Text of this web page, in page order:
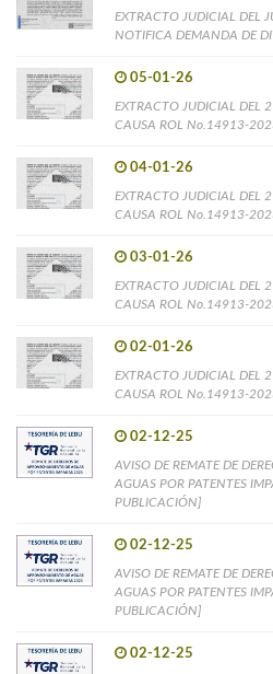
EXTRACTO JUDICIAL DEL
NOTIFICA DEMANDA DE
05-01-26
EXTRACTO JUDICIAL DEL
CAUSA ROL No.14913-
04-01-26
EXTRACTO JUDICIAL DEL
CAUSA ROL No.14913-
03-01-26
EXTRACTO JUDICIAL DEL
CAUSA ROL No.14913-
02-01-26
EXTRACTO JUDICIAL DEL
CAUSA ROL No.14913-
02-12-25
AVISO DE REMATE DE
AGUAS POR PATENTES
PUBLICACIÓN]
02-12-25
AVISO DE REMATE DE
AGUAS POR PATENTES
PUBLICACIÓN]
02-12-25